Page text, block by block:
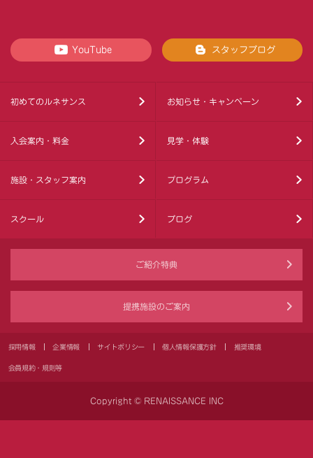
YouTube スタッフブログ
初めてのルネサンス お知らせ・キャンペーン
入会案内・料金 見学・体験
施設・スタッフ案内 プログラム
スクール ブログ
ご紹介特典
提携施設のご案内
採用情報 企業情報 サイトポリシー 個人情報保護方針 推奨環境
会員規約・規則等
Copyright © RENAISSANCE INC